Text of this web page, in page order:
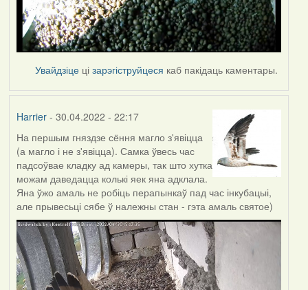
Увайдзіце цізарэгіструйцеся каб пакідаць каментары.
Harrier- 30.04.2022 - 22:17
На першым гняздзе сёння магло з'явіцца
(а магло і не з'явіцца). Самка ўвесь час
падсоўвае кладку ад камеры, так што хутка
можам даведацца колькі яек яна адклала.
Яна ўжо амаль не робіць перапынкаў пад час інкубацыі,
але прывесьці сябе ў належны стан - гэта амаль святое)